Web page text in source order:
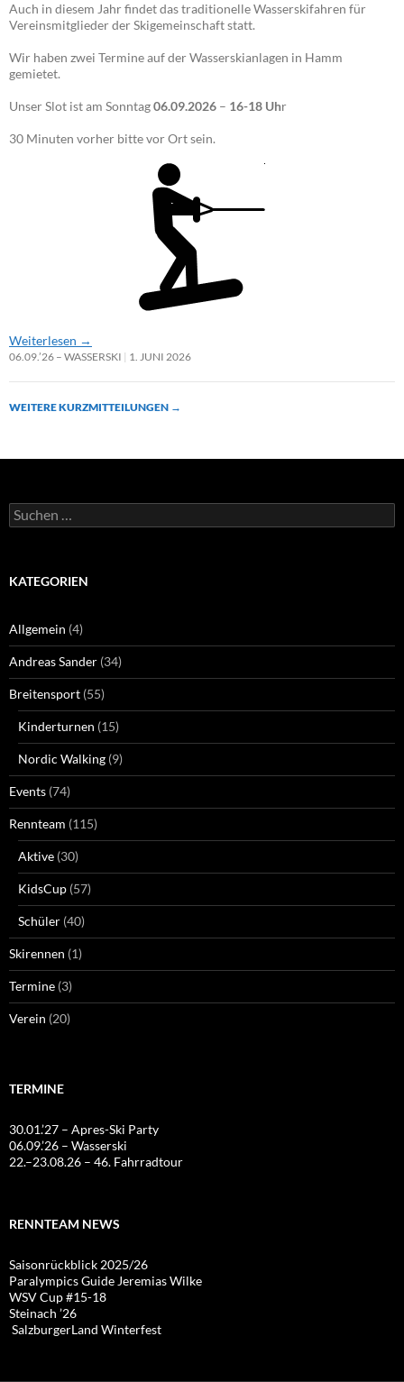
Auch in diesem Jahr findet das traditionelle Wasserskifahren für
Vereinsmitglieder der Skigemeinschaft statt.
Wir haben zwei Termine auf der Wasserskianlagen in Hamm
gemietet.
Unser Slot ist am Sonntag06.09.2026 – 16-18 Uhr
30 Minuten vorher bitte vor Ort sein.
Weiterlesen →
06.09.’26 – WASSERSKI 1. JUNI 2026
WEITERE KURZMITTEILUNGEN →
Suchen
nach:
KATEGORIEN
Allgemein (4)
Andreas Sander (34)
Breitensport (55)
Kinderturnen (15)
Nordic Walking (9)
Events (74)
Rennteam (115)
Aktive (30)
KidsCup (57)
Schüler (40)
Skirennen (1)
Termine (3)
Verein (20)
TERMINE
30.01.’27 – Apres-Ski Party
06.09.’26 – Wasserski
22.–23.08.26 – 46. Fahrradtour
RENNTEAM NEWS
Saisonrückblick 2025/26
Paralympics Guide Jeremias Wilke
WSV Cup #15-18
Steinach ’26
SalzburgerLand Winterfest